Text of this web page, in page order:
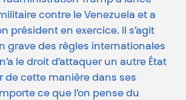
contre le Venezuela et a
président en exercice. Il s’agit
grave des règles internationales
le droit d’attaquer un autre État
de cette manière dans ses
ce que l’on pense du